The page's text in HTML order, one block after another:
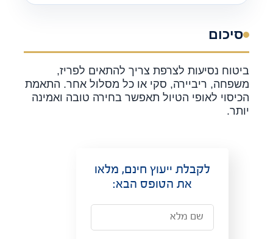
סיכום
ביטוח נסיעות לצרפת צריך להתאים לפריז,
משפחה, ריביירה, סקי או כל מסלול אחר. התאמת
הכיסוי לאופי הטיול תאפשר בחירה טובה ואמינה
יותר.
לקבלת ייעוץ חינם, מלאו
את הטופס הבא: